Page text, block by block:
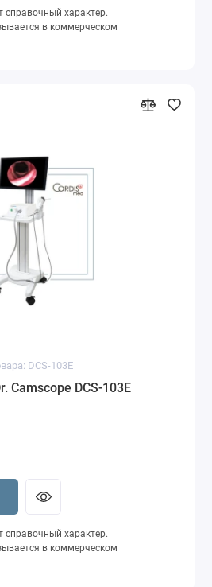
справочный характер.
в коммерческом
DCS-103E
Camscope DCS-103E
справочный характер.
в коммерческом